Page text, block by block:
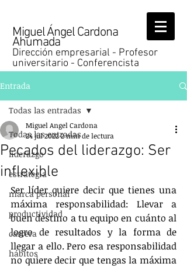
Miguel Ángel Cardona
Ahumada
Dirección empresarial - Profesor
universitario - Conferencista
Entrada
Todas las entradas
liderazgo
estrategia
marca personal
productividad
carrera
hábitos
Todas las entradas
Pecados del liderazgo: Ser
inflexible
Miguel Angel Cardona
24 jul 20222 min de lectura
Ser líder quiere decir que tienes una
máxima responsabilidad: Llevar a
buen destino a tu equipo en cuánto al
logro de resultados y la forma de
llegar a ello. Pero esa responsabilidad
no quiere decir que tengas la máxima